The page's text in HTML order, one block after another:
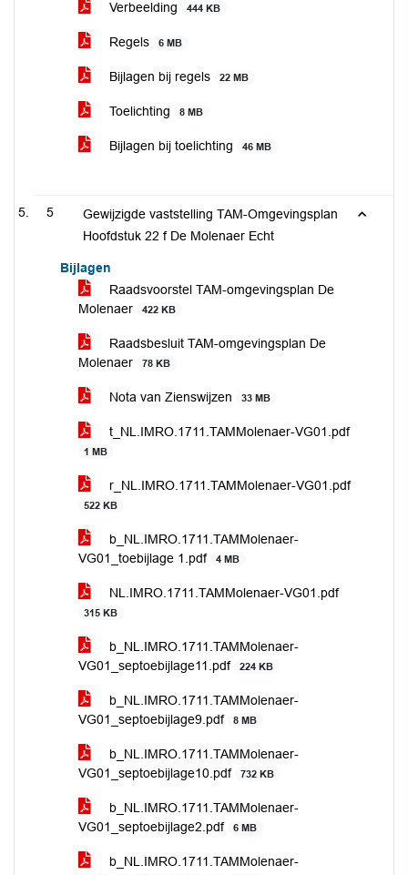
Verbeelding 444 KB
Regels 6 MB
Bijlagen bij regels 22 MB
Toelichting 8 MB
Bijlagen bij toelichting 46 MB
5
Gewijzigde vaststelling TAM-Omgevingsplan
Hoofdstuk 22 f De Molenaer Echt
Bijlagen
Raadsvoorstel TAM-omgevingsplan De
Molenaer
422 KB
Raadsbesluit TAM-omgevingsplan De
Molenaer
78 KB
Nota van Zienswijzen 33 MB
t_NL.IMRO.1711.TAMMolenaer-VG01.pdf
1 MB
r_NL.IMRO.1711.TAMMolenaer-VG01.pdf
522 KB
b_NL.IMRO.1711.TAMMolenaer-
VG01_toebijlage 1.pdf
4 MB
NL.IMRO.1711.TAMMolenaer-VG01.pdf
315 KB
b_NL.IMRO.1711.TAMMolenaer-
VG01_septoebijlage11.pdf
224 KB
b_NL.IMRO.1711.TAMMolenaer-
VG01_septoebijlage9.pdf
8 MB
b_NL.IMRO.1711.TAMMolenaer-
VG01_septoebijlage10.pdf
732 KB
b_NL.IMRO.1711.TAMMolenaer-
VG01_septoebijlage2.pdf
6 MB
b_NL.IMRO.1711.TAMMolenaer-